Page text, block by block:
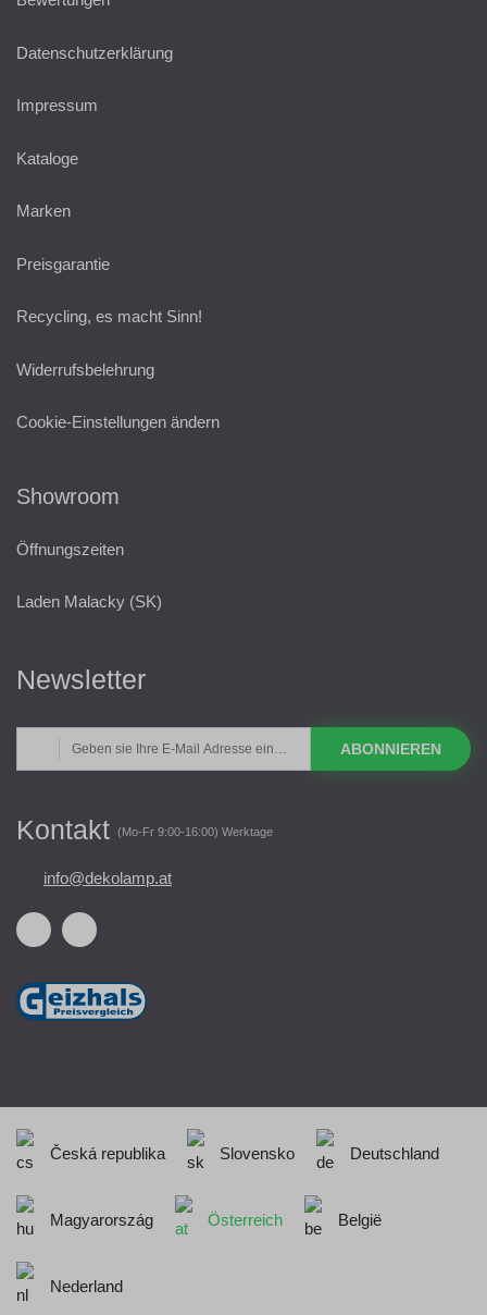
Datenschutzerklärung
Impressum
Kataloge
Marken
Preisgarantie
Recycling, es macht Sinn!
Widerrufsbelehrung
Cookie-Einstellungen ändern
Showroom
Öffnungszeiten
Laden Malacky (SK)
Newsletter
ABONNIEREN
Kontakt (Mo-Fr 9:00-16:00) Werktage
info@dekolamp.at
Česká republika Slovensko Deutschland
Magyarország Österreich België
Nederland